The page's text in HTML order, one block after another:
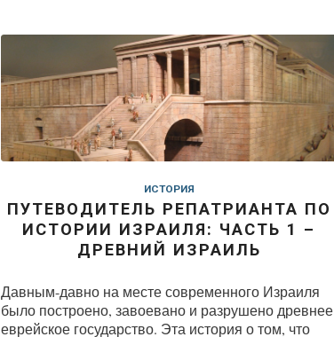
ИСТОРИЯ
ПУТЕВОДИТЕЛЬ РЕПАТРИАНТА ПО
ИСТОРИИ ИЗРАИЛЯ: ЧАСТЬ 1 –
ДРЕВНИЙ ИЗРАИЛЬ
Давным-давно на месте современного Израиля
было построено, завоевано и разрушено древнее
еврейское государство. Эта история о том, что